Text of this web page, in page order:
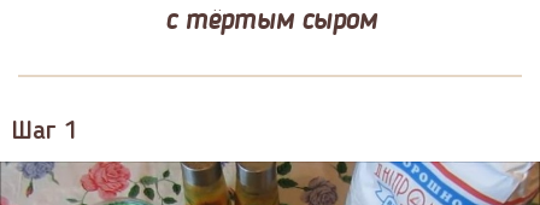
с тёртым сыром
Шаг 1